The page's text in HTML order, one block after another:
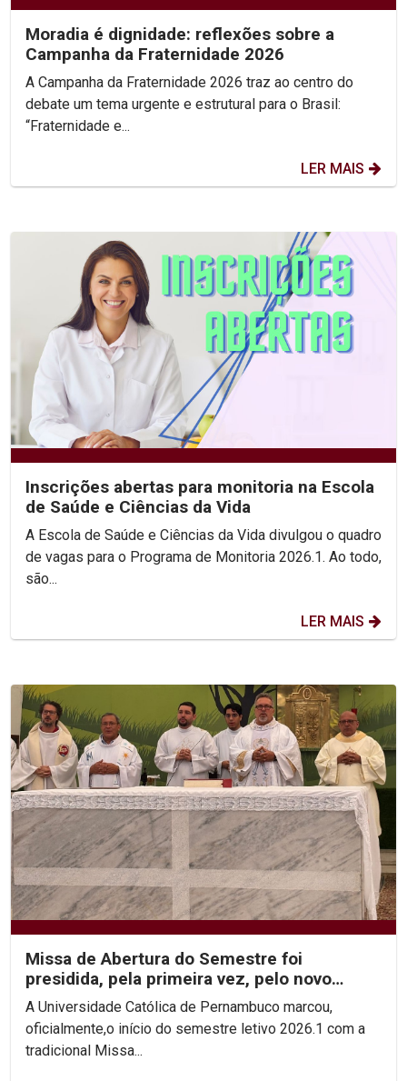
Moradia é dignidade: reflexões sobre a
Campanha da Fraternidade 2026
A Campanha da Fraternidade 2026 traz ao centro do
debate um tema urgente e estrutural para o Brasil:
“Fraternidade e...
LER MAIS
Inscrições abertas para monitoria na Escola
de Saúde e Ciências da Vida
A Escola de Saúde e Ciências da Vida divulgou o quadro
de vagas para o Programa de Monitoria 2026.1. Ao todo,
são...
LER MAIS
Missa de Abertura do Semestre foi
presidida, pela primeira vez, pelo novo
Reitor, Pe. Carlos Fritzen
A Universidade Católica de Pernambuco marcou,
oficialmente,o início do semestre letivo 2026.1 com a
tradicional Missa...